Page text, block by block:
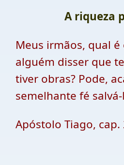
A riqueza
Meus irmãos, qual
alguém disser que
tiver obras? Pode,
semelhante fé
Apóstolo Tiago, cap.